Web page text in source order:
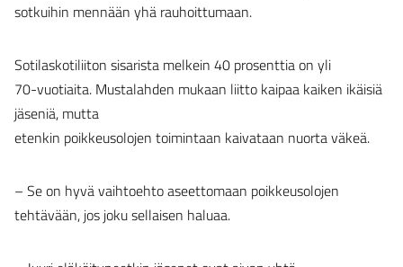
sotkuihin mennään yhä rauhoittumaan.
Sotilaskotiliiton sisarista melkein 40 prosenttia on yli
70-vuotiaita. Mustalahden mukaan liitto kaipaa kaiken ikäisiä
jäseniä, mutta
etenkin poikkeusolojen toimintaan kaivataan nuorta väkeä.
– Se on hyvä vaihtoehto aseettomaan poikkeusolojen
tehtävään, jos joku sellaisen haluaa.